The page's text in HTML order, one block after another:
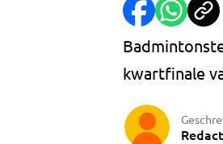
kwartfinale